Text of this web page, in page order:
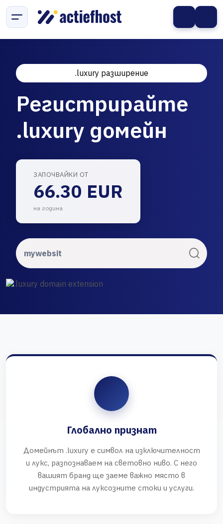
.luxury разширение
Регистрирайте
.luxury домейн
ЗАПОЧВАЙКИ ОТ
66.30 EUR
на година
Глобално признат
Домейнът .luxury е символ на изключителност
и лукс, разпознаваем на световно ниво. С него
вашият бранд ще заеме важно място в
индустрията на луксозните стоки и услуги.